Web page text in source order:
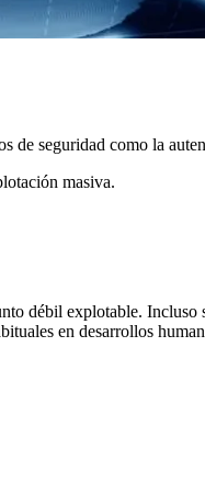
de seguridad como la
masiva.
débil explotable. Incluso
en desarrollos